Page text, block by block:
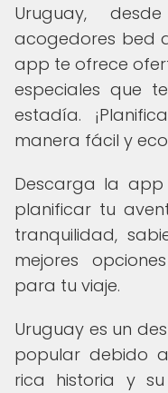
Uruguay,
acogedores bed
app te ofrece
especiales que
estadía.
manera fácil y
Descarga la app
planificar tu
tranquilidad,
mejores
para tu viaje.
Uruguay es un
popular debido
rica historia y